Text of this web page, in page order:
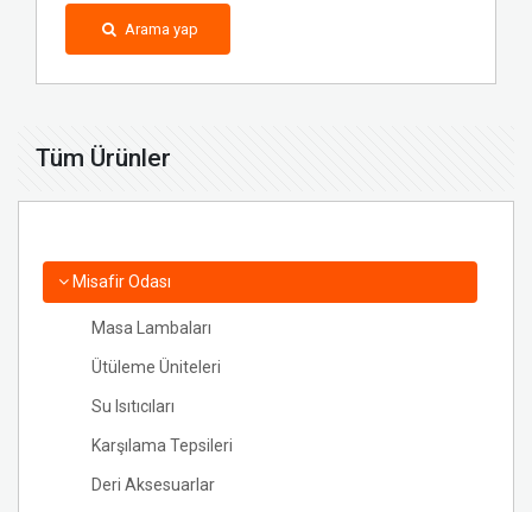
Tüm Ürünler
Misafir Odası
Masa Lambaları
Ütüleme Üniteleri
Su Isıtıcıları
Karşılama Tepsileri
Deri Aksesuarlar
Arama yap